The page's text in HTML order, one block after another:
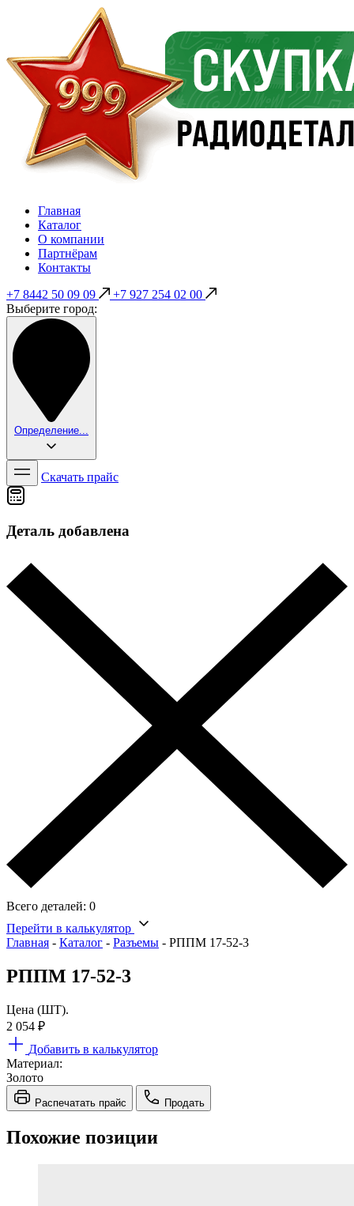
Главная
Каталог
О компании
Партнёрам
Контакты
+7 8442 50 09 09
+7 927 254 02 00
Выберите город:
Определение...
Скачать прайс
Деталь добавлена
Всего деталей: 0
Перейти в калькулятор
Главная - Каталог - Разъемы - РППМ 17-52-3
РППМ 17-52-3
Цена (ШТ).
2 054 ₽
Добавить в калькулятор
Материал:
Золото
Распечатать прайс Продать
Похожие позиции